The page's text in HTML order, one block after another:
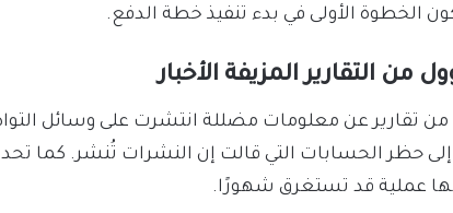
الخطوة الأولى في بدء تنفيذ خطة الدفع.
من التقارير المزيفة الأخبار
من تقارير عن معلومات مضللة انتشرت على وسائل
حظر الحسابات التي قالت إن النشرات تُنشر. كما
عملية قد تستغرق شهورًا.